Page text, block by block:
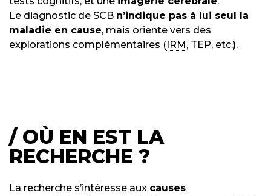
Le diagnostic de SCB n’indique pas à lui seul la
maladie en cause, mais oriente vers des
explorations complémentaires ( IRM , TEP, etc.).
/ OÙ EN EST LA
RECHERCHE ?
La recherche s’intéresse aux causes